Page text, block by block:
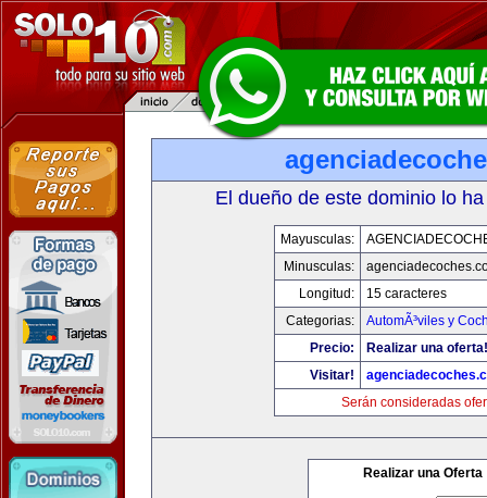
El dueño de este dominio lo
Mayusculas:
Minusculas:
Longitud:
15 caracteres
Categorias:
AutomÃ³viles y
Precio:
Realizar una oferta!
Visitar!
Serán consideradas
Realizar una Oferta